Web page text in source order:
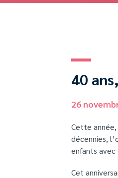
40
26
Cette année,
décennies,
enfants
Cet